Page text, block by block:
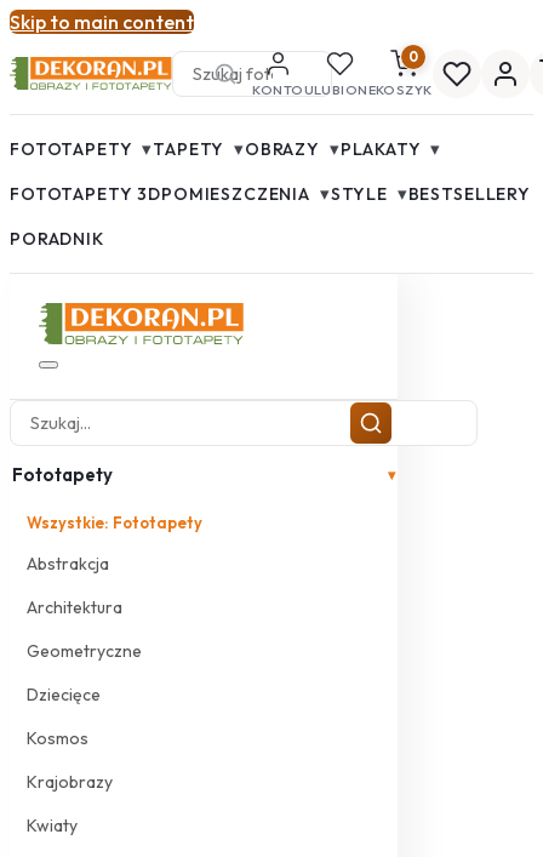
Skip to main content
KONTOULUBIONE
0
KOSZYK
FOTOTAPETY ▾TAPETY ▾OBRAZY ▾PLAKATY ▾
FOTOTAPETY 3DPOMIESZCZENIA ▾STYLE ▾BESTSELLERY
PORADNIK
Fototapety ▾
Wszystkie: Fototapety
Abstrakcja
Architektura
Geometryczne
Dziecięce
Kosmos
Krajobrazy
Kwiaty